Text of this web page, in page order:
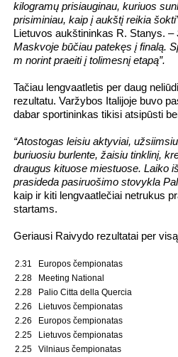
kilogramų prisiauginau, kuriuos
prisiminiau, kaip į aukštį reikia
Lietuvos aukštininkas R. Stanys. –
Maskvoje būčiau patekęs į finalą.
m norint praeiti į tolimesnį etapą”.
Tačiau lengvaatletis per daug
rezultatu. Varžybos Italijoje buvo
dabar sportininkas tikisi atsipūsti
“Atostogas leisiu aktyviai,
buriuosiu burlente, žaisiu tinklinį,
draugus kituose miestuose. Laiko
prasideda pasiruošimo stovykla
kaip ir kiti lengvaatlečiai netrukus
startams.
Geriausi Raivydo rezultatai per
2.31 Europos čempionatas
2.28
Meeting National
2.28
Palio Citta della Quercia
2.26
Lietuvos čempionatas
2.26
Europos čempionatas
2.25
Lietuvos čempionatas
2.25
Vilniaus čempionatas